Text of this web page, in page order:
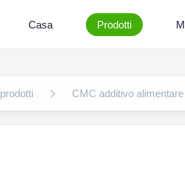
Casa Prodotti
prodotti CMC additivo alimentare